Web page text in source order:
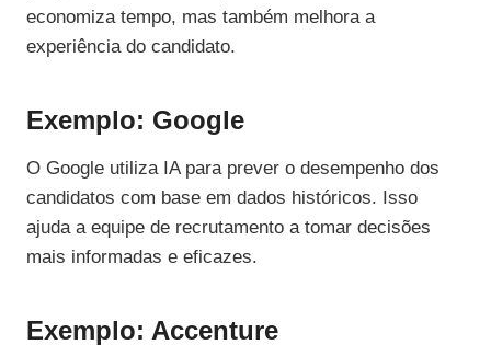
economiza tempo, mas também melhora a
experiência do candidato.
Exemplo: Google
O Google utiliza IA para prever o desempenho dos
candidatos com base em dados históricos. Isso
ajuda a equipe de recrutamento a tomar decisões
mais informadas e eficazes.
Exemplo: Accenture